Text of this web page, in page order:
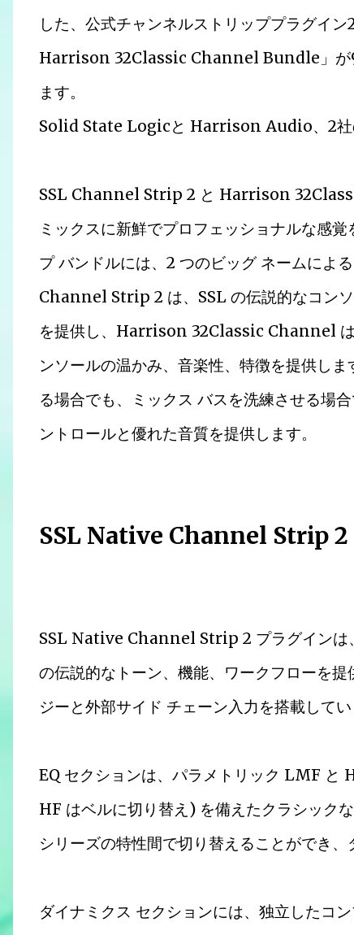
した、公式チャンネルストリッププラグ
Harrison 32Classic Channel Bundle」が
ます。
Solid State Logicと Harrison Audio、2社
SSL Channel Strip 2 と Harrison
ミックスに新鮮でプロフェッショナルな感
プ バンドルには、2 つのビッグ ネームによ
Channel Strip 2 は、SSL の伝説的なコン
を提供し、Harrison 32Classic Channel
ンソールの温かみ、音楽性、特徴を提供し
る場合でも、ミックス バスを洗練させる場
ントロールと優れた音質を提供します。
SSL Native Channel Strip 2
SSL Native Channel Strip 2 プラグインは
の伝説的なトーン、機能、ワークフローを
ジーと外部サイド チェーン入力を搭載してい
EQ セクションは、パラメトリック LMF と
HF はベルに切り替え) を備えたクラシック
シリーズの特性間で切り替えることができ
ダイナミクス セクションには、独立したコ